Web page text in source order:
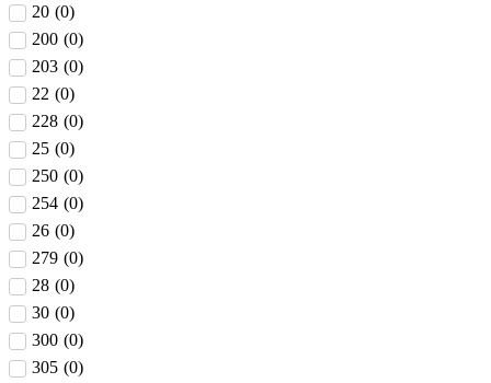
20 (0)
200 (0)
203 (0)
22 (0)
228 (0)
25 (0)
250 (0)
254 (0)
26 (0)
279 (0)
28 (0)
30 (0)
300 (0)
305 (0)